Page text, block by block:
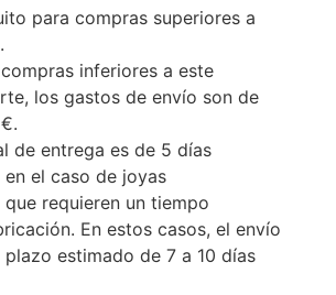
para compras superiores a
inferiores a este
los gastos de envío son de
de entrega es de 5 días
en el caso de joyas
requieren un tiempo
En estos casos, el envío
plazo estimado de 7 a 10 días